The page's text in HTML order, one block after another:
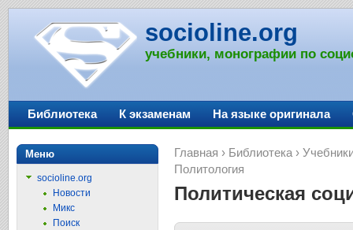
socioline.org
учебники, монографии по
Главная › Библиотека ›
Политология
Политическая
Библиотека К экзаменам На языке оригинала
Меню
socioline.org
Новости
Микс
Поиск